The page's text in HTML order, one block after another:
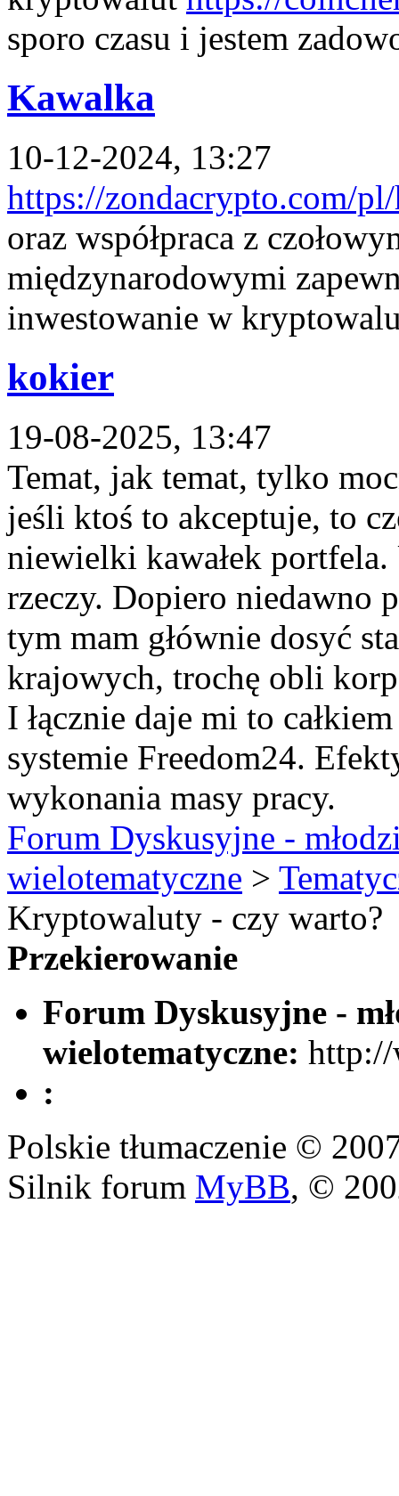
sporo czasu i jestem
Kawalka
10-12-2024, 13:27
https://zondacrypto.com/
oraz współpraca z
międzynarodowymi
inwestowanie w
kokier
19-08-2025, 13:47
Temat, jak temat, tylko
jeśli ktoś to akceptuje, to
niewielki kawałek
rzeczy. Dopiero niedawno
tym mam głównie dosyć
krajowych, trochę obli
I łącznie daje mi to
systemie Freedom24.
wykonania masy pracy.
Forum Dyskusyjne -
wielotematyczne >
Kryptowaluty - czy warto?
Przekierowanie
Forum Dyskusyjne -
wielotematyczne: http://
:
Polskie tłumaczenie ©
Silnik forum MyBB, ©